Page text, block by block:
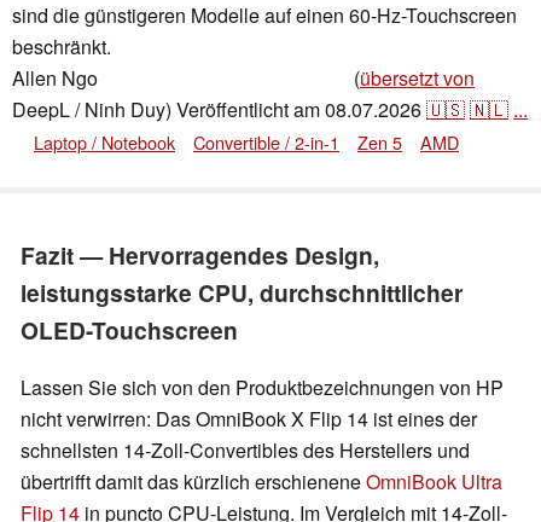
sind die günstigeren Modelle auf einen 60-Hz-Touchscreen
beschränkt.
Allen Ngo
(übersetzt von
DeepL / Ninh Duy) Veröffentlicht am08.07.2026🇺🇸🇳🇱 ...
Laptop / Notebook Convertible / 2-in-1 Zen 5 AMD
Fazit — Hervorragendes Design,
leistungsstarke CPU, durchschnittlicher
OLED-Touchscreen
Lassen Sie sich von den Produktbezeichnungen von HP
nicht verwirren: Das OmniBook X Flip 14 ist eines der
schnellsten 14-Zoll-Convertibles des Herstellers und
übertrifft damit das kürzlich erschieneneOmniBook Ultra
Flip 14 in puncto CPU-Leistung. Im Vergleich mit 14-Zoll-